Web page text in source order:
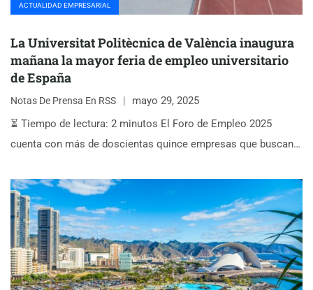
ACTUALIDAD EMPRESARIAL
La Universitat Politècnica de València inaugura
mañana la mayor feria de empleo universitario
de España
Notas De Prensa En RSS
mayo 29, 2025
⏳ Tiempo de lectura: 2 minutos El Foro de Empleo 2025
cuenta con más de doscientas quince empresas que buscan…